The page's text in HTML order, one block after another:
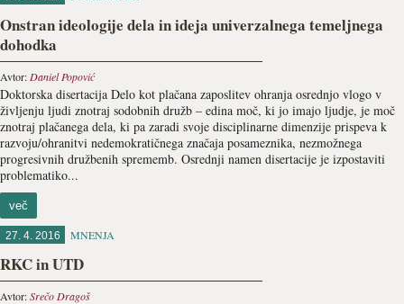
Onstran ideologije dela in ideja univerzalnega temeljnega
dohodka
Avtor: Daniel Popović
Doktorska disertacija Delo kot plačana zaposlitev ohranja osrednjo vlogo v
življenju ljudi znotraj sodobnih družb – edina moč, ki jo imajo ljudje, je moč
znotraj plačanega dela, ki pa zaradi svoje disciplinarne dimenzije prispeva k
razvoju/ohranitvi nedemokratičnega značaja posameznika, nezmožnega
progresivnih družbenih sprememb. Osrednji namen disertacije je izpostaviti
problematiko...
več
27. 4. 2016 MNENJA
RKC in UTD
Avtor:Srečo Dragoš